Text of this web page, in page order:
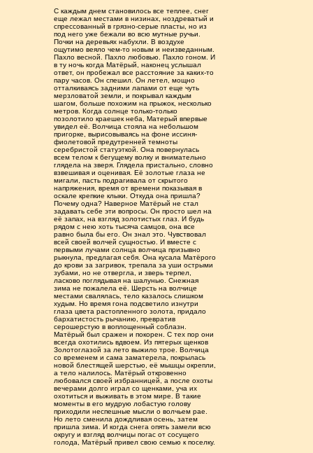
С каждым днем становилось все теплее, снег
еще лежал местами в низинах, ноздреватый и
спрессованный в грязно-серые пласты, но из
под него уже бежали во всю мутные ручьи.
Почки на деревьях набухли. В воздухе
ощутимо веяло чем-то новым и неизведанным.
Пахло весной. Пахло любовью. Пахло гоном. И
в ту ночь когда Матёрый, наконец услышал
ответ, он пробежал все расстояние за каких-то
пару часов. Он спешил. Он летел, мощно
отталкиваясь задними лапами от еще чуть
мерзловатой земли, и покрывал каждым
шагом, больше похожим на прыжок, несколько
метров. Когда солнце только-только
позолотило краешек неба, Матерый впервые
увидел её. Волчица стояла на небольшом
пригорке, вырисовываясь на фоне иссиня-
фиолетовой предутренней темноты
серебристой статуэткой. Она повернулась
всем телом к бегущему волку и внимательно
глядела на зверя. Глядела пристально, словно
взвешивая и оценивая. Её золотые глаза не
мигали, пасть подрагивала от скрытого
напряжения, время от времени показывая в
оскале крепкие клыки. Откуда она пришла?
Почему одна? Наверное Матёрый не стал
задавать себе эти вопросы. Он просто шел на
её запах, на взгляд золотистых глаз. И будь
рядом с нею хоть тысяча самцов, она все
равно была бы его. Он знал это. Чувствовал
всей своей волчей сущностью. И вместе с
первыми лучами солнца волчица призывно
рыкнула, предлагая себя. Она кусала Матёрого
до крови за загривок, трепала за уши острыми
зубами, но не отвергла, и зверь терпел,
ласково поглядывая на шалунью. Снежная
зима не пожалела её. Шерсть на волчице
местами свалялась, тело казалось слишком
худым. Но время гона подсветило изнутри
глаза цвета растопленного золота, придало
бархатистость рычанию, превратив
серошерстую в воплощенный соблазн.
Матёрый был сражен и покорен. С тех пор они
всегда охотились вдвоем. Из пятерых щенков
Золотоглазой за лето выжило трое. Волчица
со временем и сама заматерела, покрылась
новой блестящей шерстью, её мышцы окрепли,
а тело налилось. Матёрый откровенно
любовался своей избранницей, а после охоты
вечерами долго играл со щенками, уча их
охотиться и выживать в этом мире. В такие
моменты в его мудрую лобастую голову
приходили неспешные мысли о волчьем рае.
Но лето сменила дождливая осень, затем
пришла зима. И когда снега опять замели всю
округу и взгляд волчицы погас от сосущего
голода, Матёрый привел свою семью к поселку.